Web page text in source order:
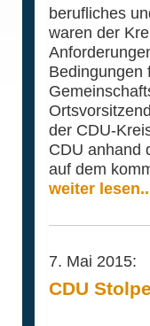
berufliches
waren der
Bedingungen
der CDU-
CDU anhand
auf dem
weiter
7. Mai 2015:
CDU